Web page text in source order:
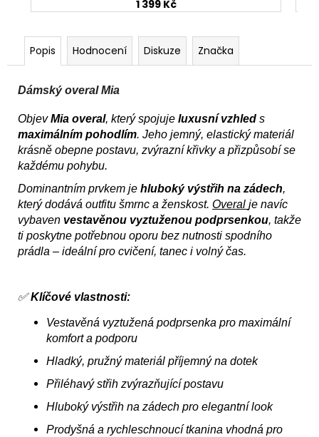
1 399 Kč
Popis Hodnocení Diskuze Značka
Dámský overal Mia
ObjevMia overal, který spojuje luxusní vzhled s
maximálním pohodlím. Jeho jemný, elastický materiál
krásně obepne postavu, zvýrazní křivky a přizpůsobí se
každému pohybu.
Dominantním prvkem je hluboký výstřih na zádech,
který dodává outfitu šmrnc a ženskost. Overal je navíc
vybaven vestavěnou vyztuženou podprsenkou, takže
ti poskytne potřebnou oporu bez nutnosti spodního
prádla – ideální pro cvičení, tanec i volný čas.
✅Klíčové vlastnosti:
Vestavěná vyztužená podprsenka pro maximální
komfort a podporu
Hladký, pružný materiál příjemný na dotek
Přiléhavý střih zvýrazňující postavu
Hluboký výstřih na zádech pro elegantní look
Prodyšná a rychleschnoucí tkanina vhodná pro